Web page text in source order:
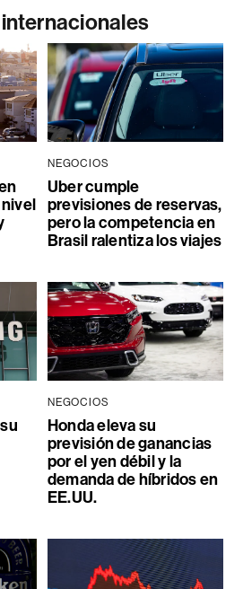
nivel
NEGOCIOS
Uber cumple
previsiones de reservas,
pero la competencia en
Brasil ralentiza los viajes
NEGOCIOS
Honda eleva su
previsión de ganancias
por el yen débil y la
demanda de híbridos en
EE.UU.